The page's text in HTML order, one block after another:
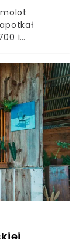
i
tego
Wszystko